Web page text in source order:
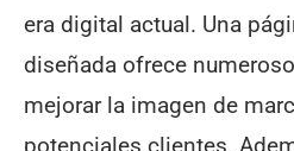
era digital actual. Una
diseñada ofrece
mejorar la imagen de